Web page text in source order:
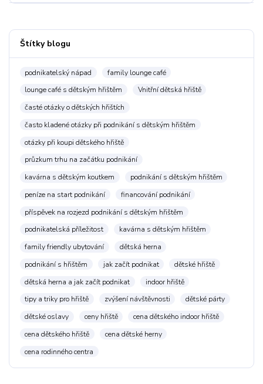
Štítky blogu
podnikatelský nápad
family lounge café
lounge café s dětským hřištěm
Vnitřní dětská hřiště
časté otázky o dětských hřištích
často kladené otázky při podnikání s dětským hřištěm
otázky při koupi dětského hřiště
průzkum trhu na začátku podnikání
kavárna s dětským koutkem
podnikání s dětským hřištěm
peníze na start podnikání
financování podnikání
příspěvek na rozjezd podnikání s dětským hřištěm
podnikatelská příležitost
kavárna s dětským hřištěm
family friendly ubytování
dětská herna
podnikání s hřištěm
jak začít podnikat
dětské hřiště
dětská herna a jak začít podnikat
indoor hřiště
tipy a triky pro hřiště
zvýšení návštěvnosti
dětské párty
dětské oslavy
ceny hřiště
cena dětského indoor hřiště
cena dětského hřiště
cena dětské herny
cena rodinného centra